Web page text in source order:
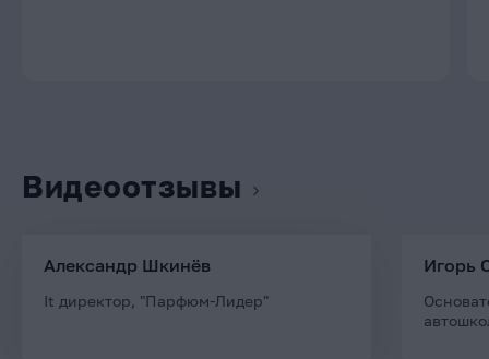
Видеоотзывы
Александр Шкинёв
It директор, "Парфюм-Лидер"
Игорь